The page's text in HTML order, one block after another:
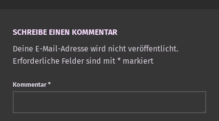
SCHREIBE EINEN KOMMENTAR
Deine E-Mail-Adresse wird nicht veröffentlicht.
Erforderliche Felder sind mit *markiert
Kommentar *